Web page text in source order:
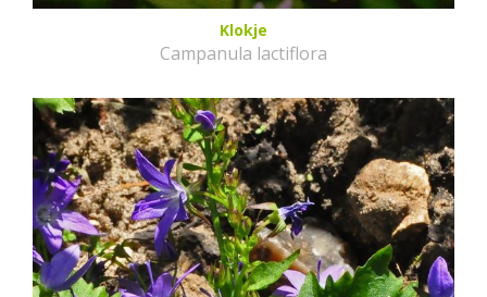
Klokje
Campanula lactiflora